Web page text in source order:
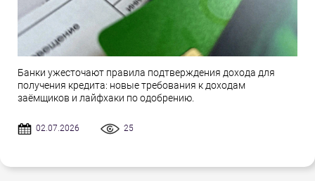
Банки ужесточают правила подтверждения дохода для
получения кредита: новые требования к доходам
заёмщиков и лайфхаки по одобрению.
02.07.2026 25